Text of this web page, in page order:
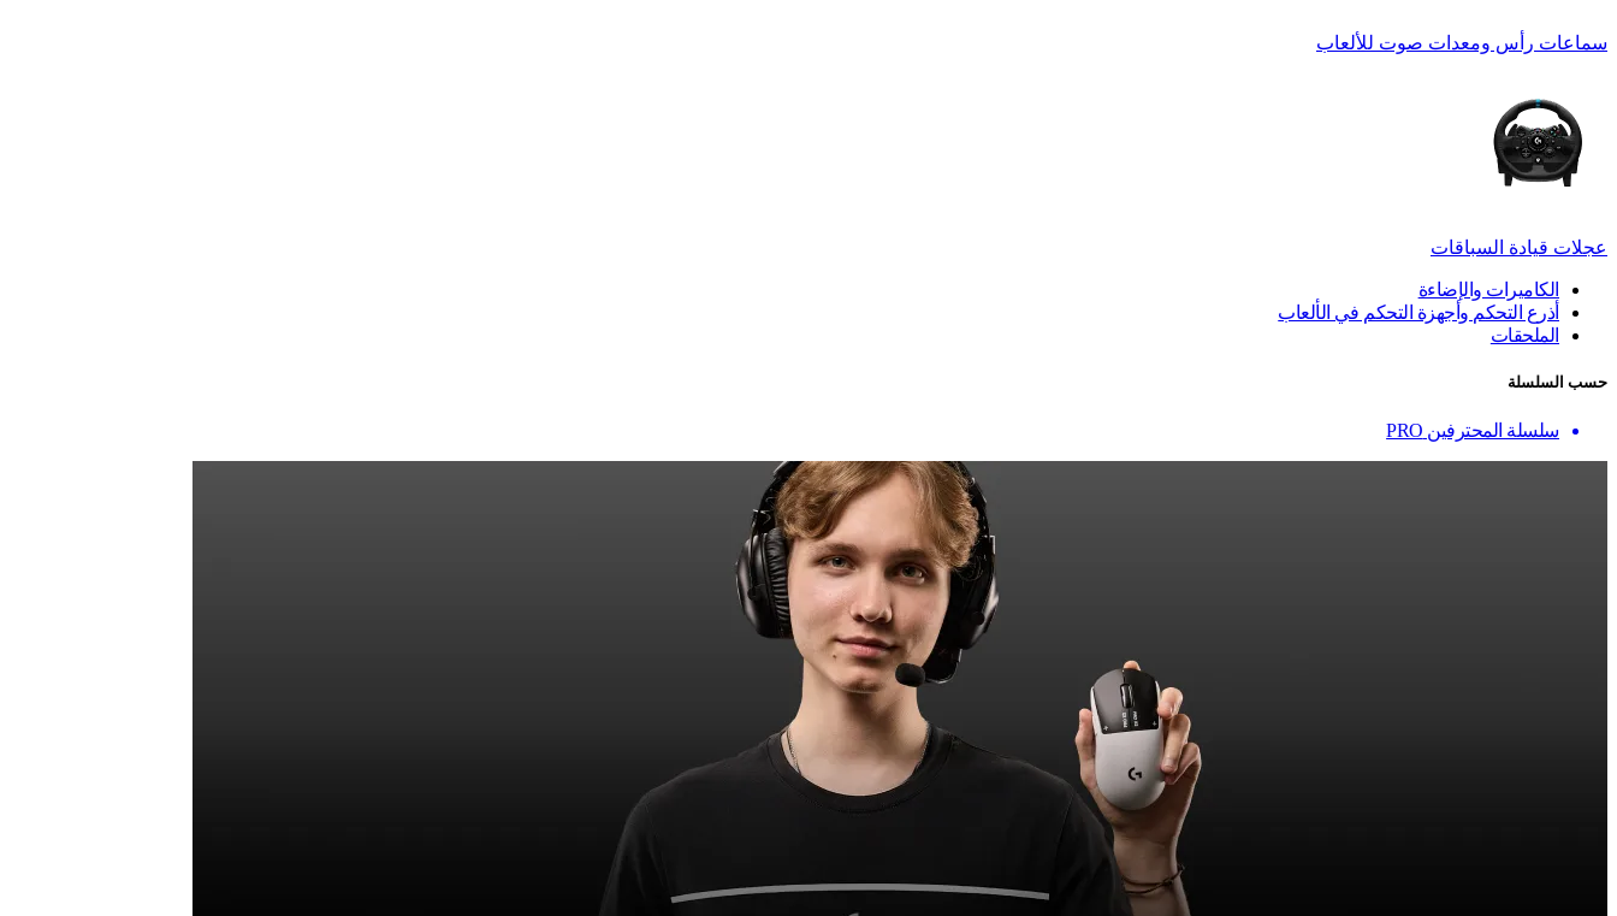
سماعات رأس ومعدات صوت للألعاب
عجلات قيادة السباقات
الكاميرات والإضاءة
أذرع التحكم وأجهزة التحكم في الألعاب
الملحقات
حسب السلسلة
سلسلة المحترفين PRO